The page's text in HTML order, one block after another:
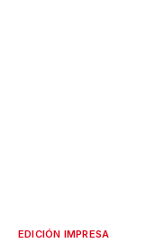
EDICIÓN IMPRESA